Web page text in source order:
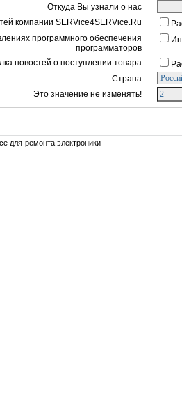
Откуда Вы узнали о нас
компании SERVice4SERVice.Ru
программного обеспечения
программаторов
новостей о поступлении товара
Страна
Это значение не изменять!
для ремонта электроники